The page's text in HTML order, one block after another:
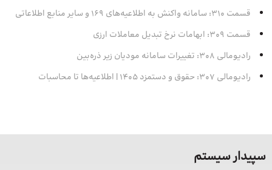
قسمت 310: سامانه واکنش به اطلاعیه‌های 169 و سایر منابع اطلاعاتی
قسمت 309: ابهامات نرخ تبدیل معاملات ارزی
رادیومالی 308: تغییرات سامانه مودیان زیر ذره‌بین
رادیومالی 307: حقوق و دستمزد 1405 | اطلاعیه‌ها تا محاسبات
سپیدار سیستم